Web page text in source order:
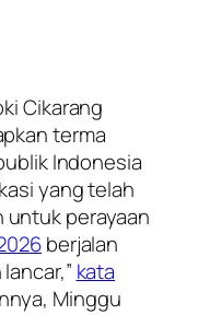
Cikarang
terma
Indonesia
yang telah
untuk perayaan
berjalan
kata
Minggu